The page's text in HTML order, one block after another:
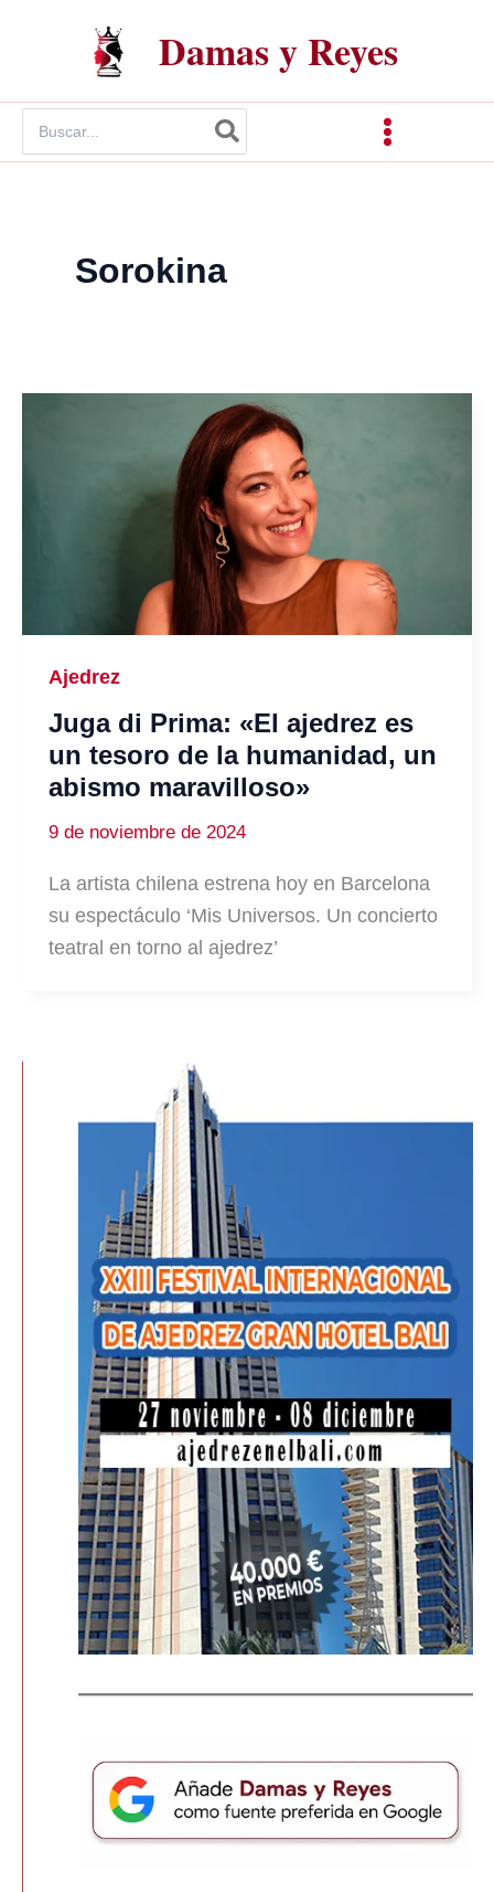
Damas y Reyes
por:
Sorokina
Ajedrez
Juga di Prima: «El ajedrez es
un tesoro de la humanidad, un
abismo maravilloso»
9 de noviembre de 2024
La artista chilena estrena hoy en Barcelona
su espectáculo ‘Mis Universos. Un concierto
teatral en torno al ajedrez’